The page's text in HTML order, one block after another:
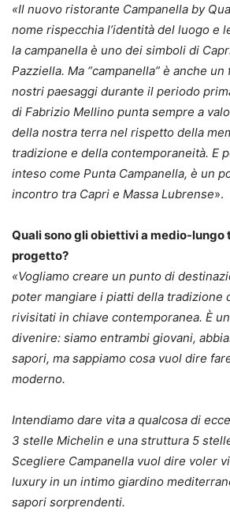
«Il nuovo ristorante Campanella by
nome rispecchia l’identità del luogo e
la campanella è uno dei simboli di
Pazziella. Ma “campanella” è anche
nostri paesaggi durante il periodo
di Fabrizio Mellino punta sempre a
della nostra terra nel rispetto della
tradizione e della contemporaneità. E
inteso come Punta Campanella, è un
incontro tra Capri e Massa Lubrense».
Quali sono gli obiettivi a medio-lungo
progetto?
«Vogliamo creare un punto di
poter mangiare i piatti della tradizione
rivisitati in chiave contemporanea. È
divenire: siamo entrambi giovani,
sapori, ma sappiamo cosa vuol dire
moderno.
Intendiamo dare vita a qualcosa di
3 stelle Michelin e una struttura 5
Scegliere Campanella vuol dire voler
luxury in un intimo giardino
sapori sorprendenti.